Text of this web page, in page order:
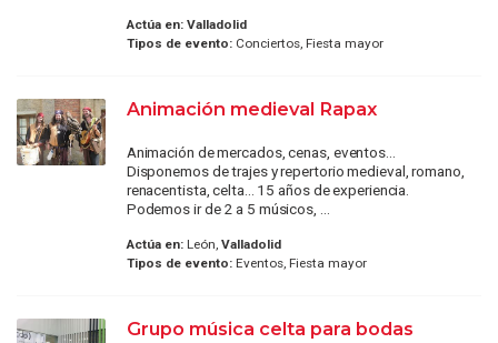
Actúa en: Valladolid
Tipos de evento:Conciertos, Fiesta mayor
Animación medieval Rapax
Animación de mercados, cenas, eventos...
Disponemos de trajes y repertorio medieval, romano,
renacentista, celta... 15 años de experiencia.
Podemos ir de 2 a 5 músicos, ...
Actúa en:León, Valladolid
Tipos de evento:Eventos, Fiesta mayor
Grupo música celta para bodas